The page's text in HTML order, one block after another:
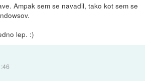
Ampak sem se navadil, tako kot sem se
lep. :)